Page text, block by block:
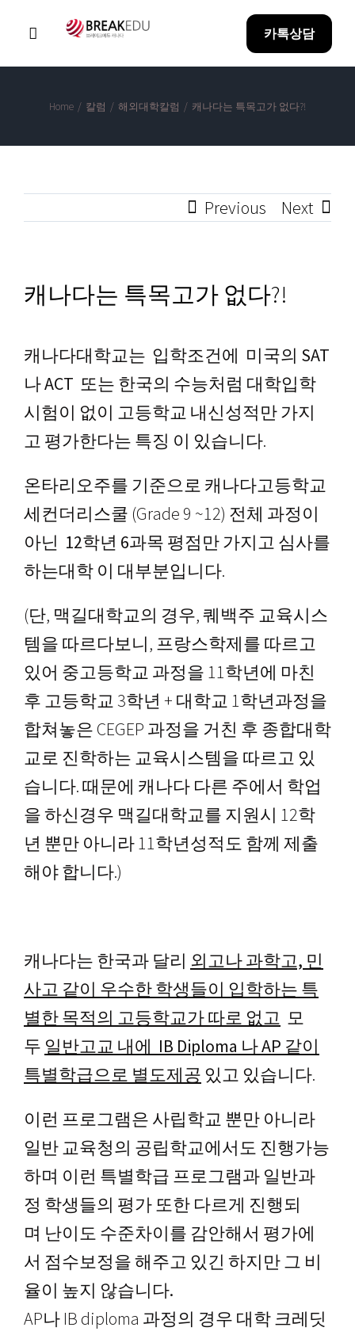
content
Toggle
Home
아이혼자유학
영어캠프
커뮤니티
카톡상담
Home / 칼럼 / 해외대학칼럼 / 캐나다는 특목고가 없다?!
Previous Next
캐나다는 특목고가 없다?!
캐나다대학교는 입학조건에 미국의 SAT
나 ACT 또는 한국의 수능처럼 대학입학
시험이 없이 고등학교 내신성적만 가지
고 평가한다는 특징 이 있습니다.
온타리오주를 기준으로 캐나다고등학교
세컨더리스쿨 (Grade 9 ~12) 전체 과정이
아닌 12학년 6과목 평점만 가지고 심사를
하는대학 이 대부분입니다.
(단, 맥길대학교의 경우, 퀘백주 교육시스
템을 따르다보니, 프랑스학제를 따르고
있어 중고등학교 과정을 11학년에 마친
후 고등학교 3학년 + 대학교 1학년과정을
합쳐놓은 CEGEP 과정을 거친 후 종합대학
교로 진학하는 교육시스템을 따르고 있
습니다. 때문에 캐나다 다른 주에서 학업
을 하신경우 맥길대학교를 지원시 12학
년 뿐만 아니라 11학년성적도 함께 제출
해야 합니다.)
캐나다는 한국과 달리 외고나 과학고, 민
사고 같이 우수한 학생들이 입학하는 특
별한 목적의 고등학교가 따로 없고 모
두 일반고교 내에 IB Diploma 나 AP 같이
특별학급으로 별도제공 있고 있습니다.
이런 프로그램은 사립학교 뿐만 아니라
일반 교육청의 공립학교에서도 진행가능
하며 이런 특별학급 프로그램과 일반과
정 학생들의 평가 또한 다르게 진행되
며 난이도 수준차이를 감안해서 평가에
서 점수보정을 해주고 있긴 하지만 그 비
율이 높지 않습니다.
AP나 IB diploma 과정의 경우 대학 크레딧